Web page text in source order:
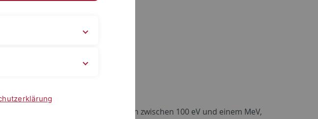
Wellen mit Photonenenergien zwischen 100 eV und einem MeV,